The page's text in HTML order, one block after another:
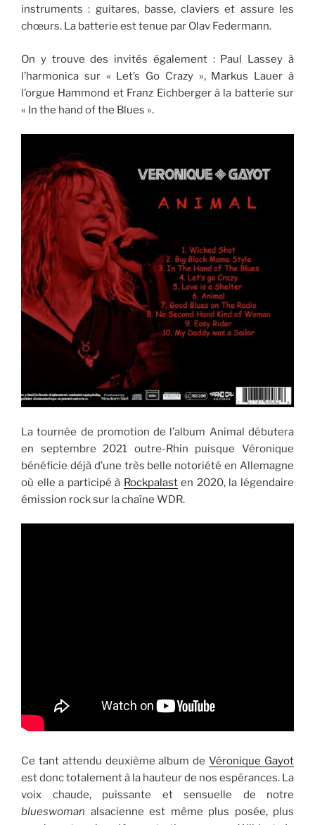
instruments : guitares, basse, claviers et assure les
chœurs. La batterie est tenue par Olav Federmann.
On y trouve des invités également : Paul Lassey à
l’harmonica sur « Let’s Go Crazy », Markus Lauer à
l’orgue Hammond et Franz Eichberger à la batterie sur
« In the hand of the Blues ».
La tournée de promotion de l’album Animal débutera
en septembre 2021 outre-Rhin puisque Véronique
bénéficie déjà d’une très belle notoriété en Allemagne
où elle a participé à Rockpalasten 2020, la légendaire
émission rock sur la chaîne WDR.
Ce tant attendu deuxième album deVéronique Gayot
est donc totalement à la hauteur de nos espérances. La
voix chaude, puissante et sensuelle de notre
blueswoman alsacienne est même plus posée, plus